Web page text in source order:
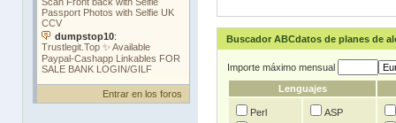
Entrar en los foros
Buscador ABCdatos de planes de
Importe máximo mensual
Lenguajes
Perl
ASP